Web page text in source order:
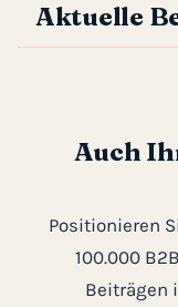
Aktuelle
Auch
Positionieren
100.000
Beiträgen